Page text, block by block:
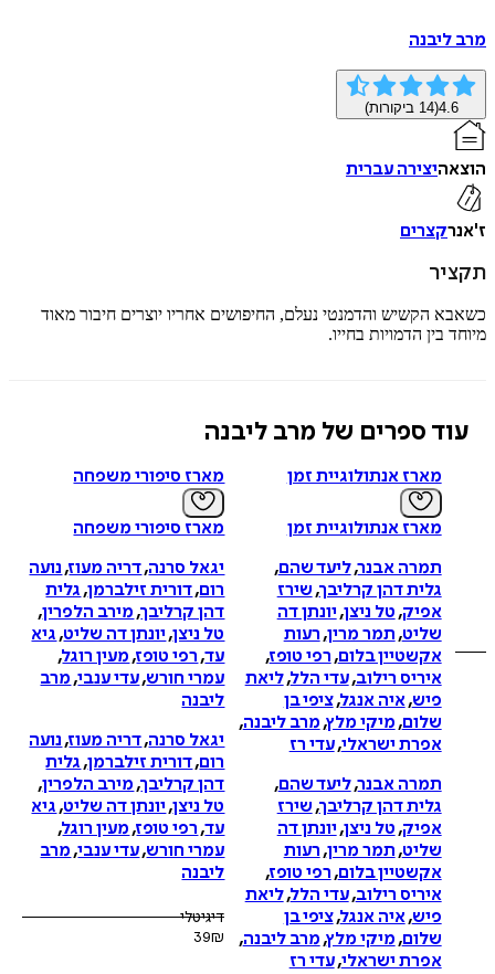
איזה פורמט בא לך?
₪10
ביקורות)
יצירה עברית
קצרים
הקשיש והדמנטי נעלם, החיפושים אחריו יוצרים חיבור מאוד
בין הדמויות בחייו.
ספרים של מרב ליבנה
מארז אנתולוגיית זמן
מארז אנתולוגיית זמן
תמרה אבנר, ליעד שהם,
גלית דהן קרליבך,שירז
,טל ניצן,יונתן דה
,תמר מרין,רעות
אקשטיין בלום,רפי טופז,
איריס רילוב ,עדי הלל,ליאת
איה אנגל, ציפי בן
,מיקי מלץ,מרב ליבנה ,
אפרת ישראלי,עדי רז
תמרה אבנר, ליעד שהם,
גלית דהן קרליבך,שירז
,טל ניצן,יונתן דה
,תמר מרין,רעות
אקשטיין בלום,רפי טופז,
איריס רילוב ,עדי הלל,ליאת
איה אנגל, ציפי בן
,מיקי מלץ,מרב ליבנה ,
אפרת ישראלי,עדי רז
מארז סיפורי משפחה
מארז סיפורי משפחה
יגאל סרנה, דריה מעוז, נועה
דורית זילברמן,גלית
דהן קרליבך,מירב הלפרין,
טל ניצן,יונתן דה שליט,גיא
עד
רפי טופז,מעין רוגל,
עמרי חורש, עדי ענבי,מרב
יגאל סרנה, דריה מעוז, נועה
דורית זילברמן,גלית
דהן קרליבך,מירב הלפרין,
טל ניצן,יונתן דה שליט,גיא
רפי טופז,מעין רוגל,
עמרי חורש, עדי ענבי,מרב
ליבנה
39₪